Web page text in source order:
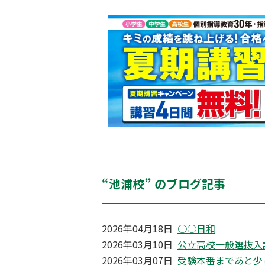
“池浦校” のブログ記事
2026年04月18日 ○○日和
2026年03月10日 公立高校一般選抜
2026年03月07日 受験本番まであと